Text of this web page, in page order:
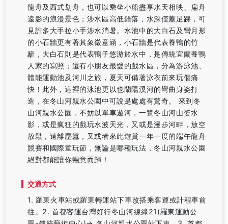
龍舟及西式划舟，也可以乘坐小船盡享水天相映、扁舟
遠影的浪漫景色；涉水區高低錯落，水深僅蓋足踝，可
見許多大手拉小手涉水消暑。水池中的大白石及彎月形
的小石牆更有著其象徵意涵，小石牆是代表養鴨的竹
籬，大白石則是代表鴨子悠游於水中，是傳統宜蘭養鴨
人家的寫照；還有小朋友最愛的戲水區，分為游泳池、
體能運動池及河川之旅，夏天可備著泳衣前來玩個痛
快！此外，這裡的泳池更以也蘭陽溪河的彎曲身姿打
造，在冬山河親水公園中可說是處處有驚奇。 來到冬
山河親水公園，不妨以單車遊河，一覽冬山河山姿水
影，或是瘋狂的戲玩水波天光，又或是漫步河畔，放空
放鬆，遠離塵囂，又或者來此遊賞一年一度的端午龍舟
競賽和國際童玩節，無論是哪種玩法，冬山河親水公園
絕對都能讓你暢意而歸！
交通方式
1. 羅東火車站或羅東轉運站下車改搭乘客運或計程車前
往。2. 首都客運台灣好行冬山河線綠21(羅東運動公